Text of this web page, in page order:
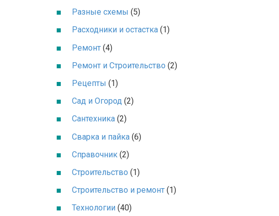
Разные схемы (5)
Расходники и остастка (1)
Ремонт (4)
Ремонт и Строительство (2)
Рецепты (1)
Сад и Огород (2)
Сантехника (2)
Сварка и пайка (6)
Справочник (2)
Строительство (1)
Строительство и ремонт (1)
Технологии (40)